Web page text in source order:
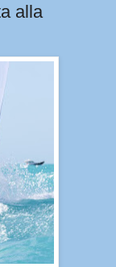
alla